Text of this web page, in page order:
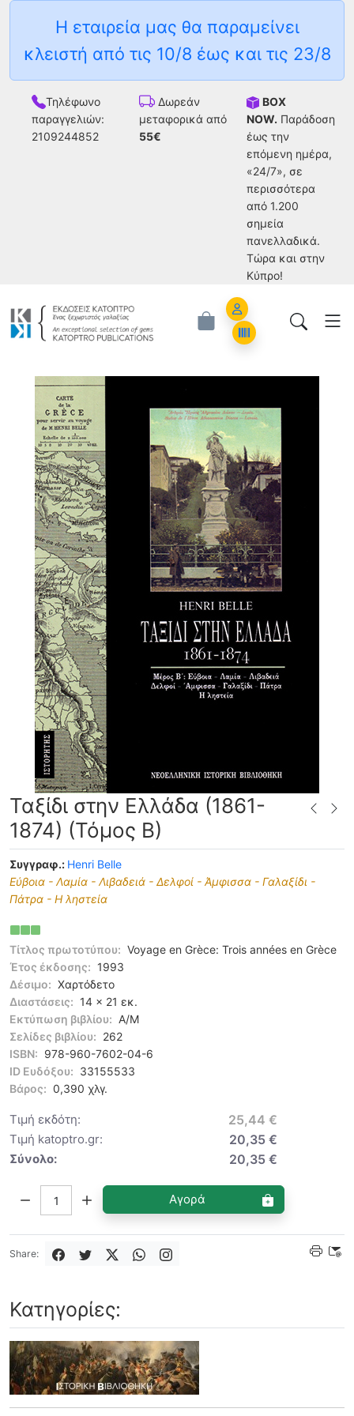
Η εταιρεία μας θα παραμείνει
κλειστή από τις 10/8 έως και τις 23/8
Τηλέφωνο
παραγγελιών:
2109244852
Δωρεάν
μεταφορικά από
55€
BOX
NOW. Παράδοση
έως την
επόμενη ημέρα,
«24/7», σε
περισσότερα
από 1.200
σημεία
πανελλαδικά.
Tώρα και στην
Κύπρο!
Account
Orders
Ταξίδι στην Ελλάδα (1861-
1874) (Τόμος Β)
Συγγραφ.: Henri Belle
Εύβοια - Λαμία - Λιβαδειά - Δελφοί - Άμφισσα - Γαλαξίδι -
Πάτρα - Η ληστεία
Τίτλος πρωτοτύπου: Voyage en Grèce: Trois années en Grèce
Έτος έκδοσης: 1993
Δέσιμο: Χαρτόδετο
Διαστάσεις: 14 x 21 εκ.
Εκτύπωση βιβλίου: Α/Μ
Σελίδες βιβλίου: 262
ISBN: 978-960-7602-04-6
ID Ευδόξου: 33155533
Βάρος: 0,390 χλγ.
Τιμή εκδότη: 25,44 €
Τιμή katoptro.gr: 20,35 €
Σύνολο: 20,35 €
Αγορά
Share:
Κατηγορίες: